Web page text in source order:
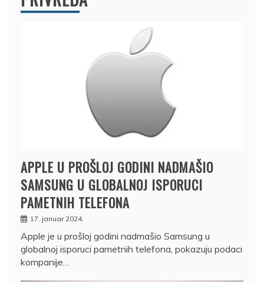
APPLE U PROŠLOJ GODINI NADMAŠIO
SAMSUNG U GLOBALNOJ ISPORUCI
PAMETNIH TELEFONA
17. januar 2024.
Apple je u prošloj godini nadmašio Samsung u
globalnoj isporuci pametnih telefona, pokazuju podaci
kompanije…